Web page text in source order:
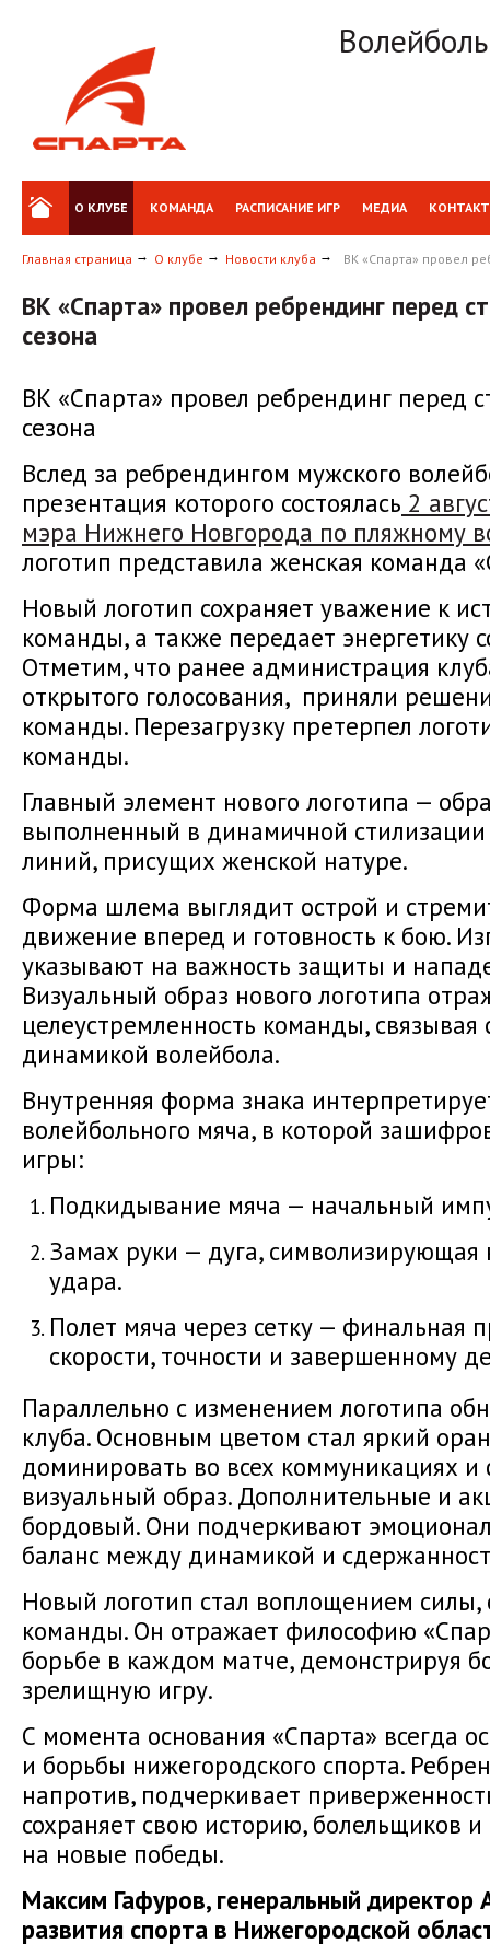
О КЛУБЕ КОМАНДА РАСПИСАНИЕ ИГР МЕДИА
Главная страница О клубе Новости клуба ВК «Спарта» провел
ВК «Спарта» провел ребрендинг перед
сезона
ВК «Спарта» провел ребрендинг перед
сезона
Вслед за ребрендингом мужского
презентация которого состоялась 2
мэра Нижнего Новгорода по пляжному
логотип представила женская команда
Новый логотип сохраняет уважение к
команды, а также передает энергетику
Отметим, что ранее администрация
открытого голосования, приняли
команды. Перезагрузку претерпел
команды.
Главный элемент нового логотипа —
выполненный в динамичной
линий, присущих женской натуре.
Форма шлема выглядит острой и
движение вперед и готовность к бою.
указывают на важность защиты и
Визуальный образ нового логотипа
целеустремленность команды, связывая
динамикой волейбола.
Внутренняя форма знака
волейбольного мяча, в которой
игры:
Подкидывание мяча — начальный
Замах руки — дуга,
удара.
Полет мяча через сетку — финальная
скорости, точности и завершенному
Параллельно с изменением логотипа
клуба. Основным цветом стал яркий
доминировать во всех коммуникациях
визуальный образ. Дополнительные и
бордовый. Они подчеркивают
баланс между динамикой и
Новый логотип стал воплощением силы,
команды. Он отражает философию
борьбе в каждом матче, демонстрируя
зрелищную игру.
С момента основания «Спарта» всегда
и борьбы нижегородского спорта.
напротив, подчеркивает
сохраняет свою историю, болельщиков
на новые победы.
Максим Гафуров, генеральный
развития спорта в Нижегородской